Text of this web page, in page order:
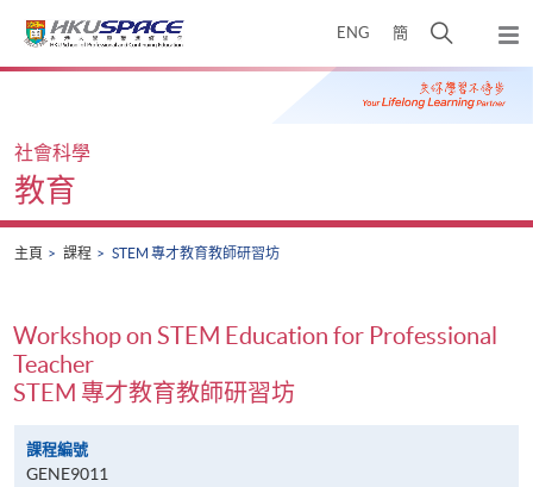
ENG 簡
開
搜
尋
彈
出
主
Main
社會科學
教育
主頁 課程 STEM 專才教育教師研習坊
Workshop on STEM Education for Professional
Teacher
STEM 專才教育教師研習坊
課程編號
GENE9011